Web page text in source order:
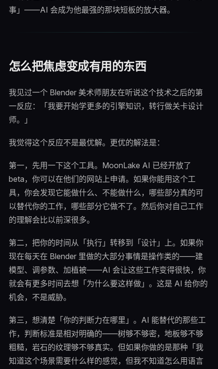
事」——AI 会成为他最强的那块短板的放大器。
怎么把焦虑变成有用的东西
我见过一个 Blender 美术师朋友在听说这个技术之后的第
一反应：「我要开始学更多的引擎知识，转行做关卡设计
师。」
我觉得这个反应不是最优解。更优的解法是：
第一，先用一下这个工具。MoonLake AI 已经开放了
beta，你可以在他们的网站上申请。如果你能用这个工
具，你会发现它能做什么、不能做什么，哪些部分真的可
以替代你的工作，哪些部分它做不了。然后你对自己工作
的理解会比以前深很多。
第二，把你的时间从「执行」转移到「设计」上。如果你
现在每天在 Blender 里做的大部分事情是操作类的——建
模型、调参数、加植被——AI 会让这些工作变得很快，你
就会有更多时间去想「为什么要这样做」。这是 AI 给你的
机会，不是威胁。
第三，想清楚「你的判断力在哪里」。AI 能替代的那些工
作，判断标准是相对明确的——树够不够密，地板够不够
粗糙，岩石的纹理够不够真实。但如果你做的是那种「我
知道这个场景需要什么样的感觉，但我不知道怎么用语言